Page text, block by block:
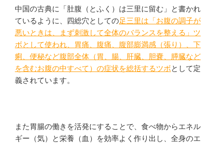
中国の古典に「肚腹（とふく）は三里に留む」と書かれ
ているように、四総穴としての足三里は「お腹の調子が
悪いときは、まず刺激して全体のバランスを整える」ツ
ボとして使われ、胃痛、腹痛、腹部膨満感（張り）、下
痢、便秘など腹部全体（胃、腸、肝臓、胆嚢、膵臓など
を含むお腹の中すべて）の症状を総括するツボとして定
義されています。
また胃腸の働きを活発にすることで、食べ物からエネル
ギー（気）と栄養（血）を効率よく作り出し、全身のエ